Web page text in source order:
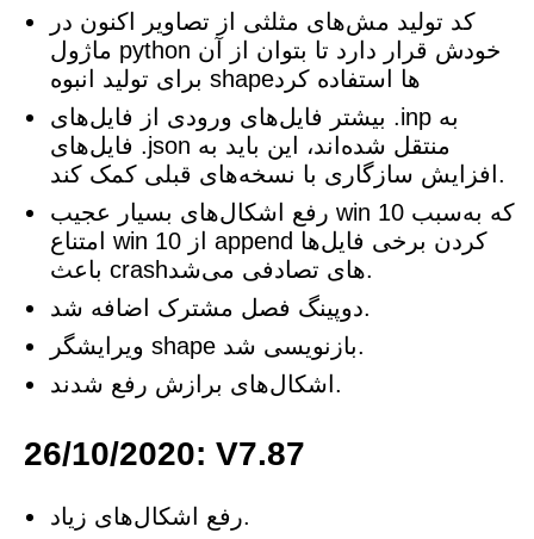
کد تولید مش‌های مثلثی از تصاویر اکنون در
ماژول python خودش قرار دارد تا بتوان از آن
برای تولید انبوه shapeها استفاده کرد
بیشتر فایل‌های ورودی از فایل‌های .inp به
فایل‌های .json منتقل شده‌اند، این باید به
افزایش سازگاری با نسخه‌های قبلی کمک کند.
رفع اشکال‌های بسیار عجیب win 10 که به‌سبب
امتناع win 10 از append کردن برخی فایل‌ها
باعث crashهای تصادفی می‌شد.
دوپینگ فصل مشترک اضافه شد.
ویرایشگر shape بازنویسی شد.
اشکال‌های برازش رفع شدند.
26/10/2020: V7.87
رفع اشکال‌های زیاد.